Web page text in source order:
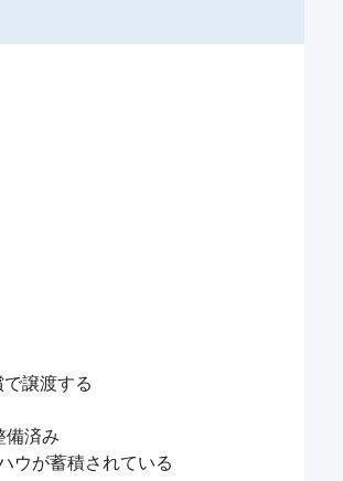
譲渡する
備済み
ウが蓄積されている